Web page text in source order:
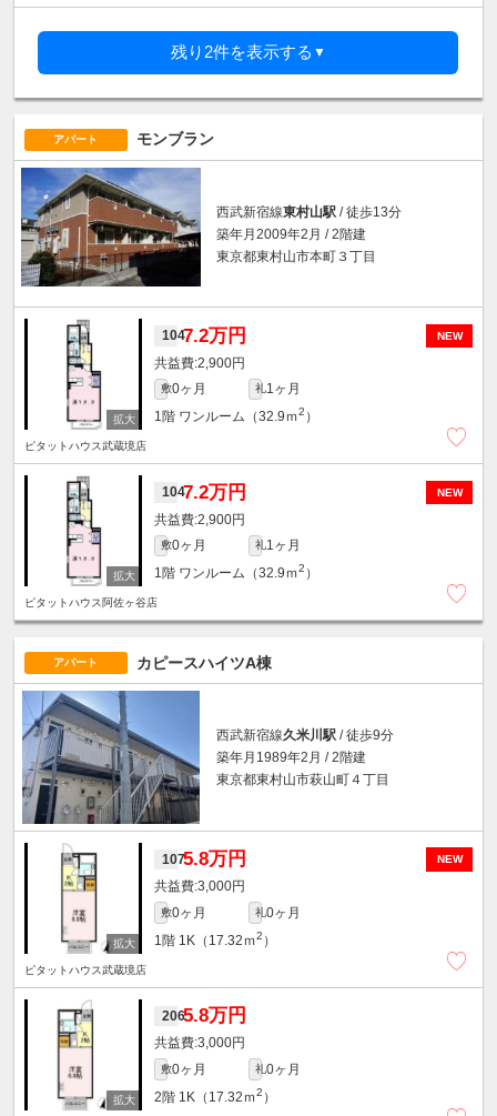
残り2件を表示する ▼
アパート モンブラン
西武新宿線東村山駅 / 徒歩13分
築年月2009年2月 / 2階建
東京都東村山市本町３丁目
NEW
1047.2万円
2,900円
敷0ヶ月 礼1ヶ月
1階 ワンルーム（32.9ｍ2 ）
ピタットハウス武蔵境店
NEW
1047.2万円
2,900円
敷0ヶ月 礼1ヶ月
1階 ワンルーム（32.9ｍ2 ）
ピタットハウス阿佐ヶ谷店
アパート カピースハイツA棟
西武新宿線久米川駅 / 徒歩9分
築年月1989年2月 / 2階建
東京都東村山市萩山町４丁目
NEW
1075.8万円
3,000円
敷0ヶ月 礼0ヶ月
1階 1K（17.32ｍ2 ）
ピタットハウス武蔵境店
2065.8万円
3,000円
敷0ヶ月 礼0ヶ月
2階 1K（17.32ｍ2 ）